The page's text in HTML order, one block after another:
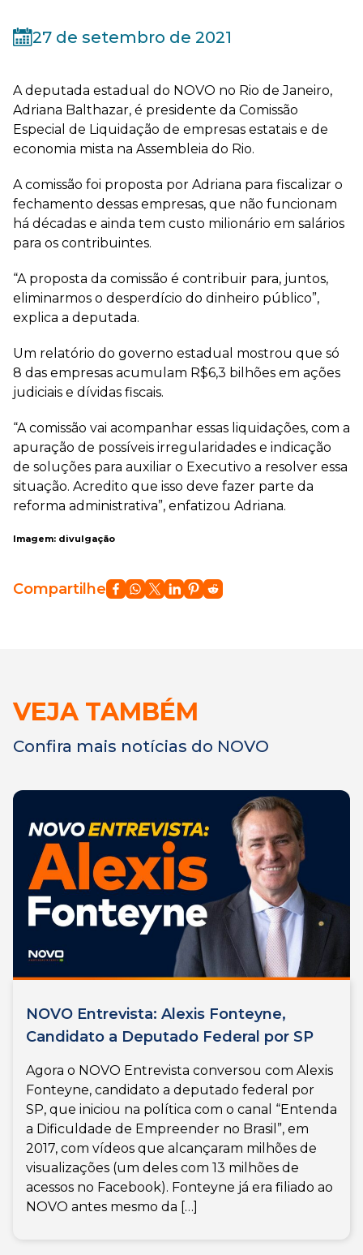
27 de setembro de 2021
A deputada estadual do NOVO no Rio de Janeiro,
Adriana Balthazar, é presidente da Comissão
Especial de Liquidação de empresas estatais e de
economia mista na Assembleia do Rio.
A comissão foi proposta por Adriana para fiscalizar o
fechamento dessas empresas, que não funcionam
há décadas e ainda tem custo milionário em salários
para os contribuintes.
“A proposta da comissão é contribuir para, juntos,
eliminarmos o desperdício do dinheiro público”,
explica a deputada.
Um relatório do governo estadual mostrou que só
8 das empresas acumulam R$6,3 bilhões em ações
judiciais e dívidas fiscais.
“A comissão vai acompanhar essas liquidações, com a
apuração de possíveis irregularidades e indicação
de soluções para auxiliar o Executivo a resolver essa
situação. Acredito que isso deve fazer parte da
reforma administrativa”, enfatizou Adriana.
Imagem: divulgação
Compartilhe
VEJA TAMBÉM
Confira mais notícias do NOVO
NOVO Entrevista: Alexis Fonteyne,
Candidato a Deputado Federal por SP
Agora o NOVO Entrevista conversou com Alexis
Fonteyne, candidato a deputado federal por
SP, que iniciou na política com o canal “Entenda
a Dificuldade de Empreender no Brasil”, em
2017, com vídeos que alcançaram milhões de
visualizações (um deles com 13 milhões de
acessos no Facebook). Fonteyne já era filiado ao
NOVO antes mesmo da […]